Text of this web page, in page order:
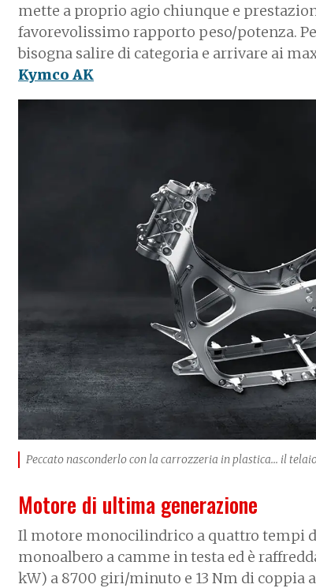
mette a proprio agio chiunque e
favorevolissimo rapporto peso/potenza.
bisogna salire di categoria e arrivare ai
Kymco AK
Peccato nasconderlo con la carrozzeria in plastica... il
Motore di ultima generazione
Il motore monocilindrico a quattro tempi
monoalbero a camme in testa ed è
kW) a 8700 giri/minuto e 13 Nm di